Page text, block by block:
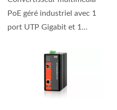
PoE géré industriel avec 1
port UTP Gigabit et 1
100/1000Mbps...